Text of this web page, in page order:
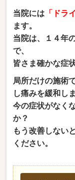
当院には 「ドラ
ます。
当院は、１４年
で、
皆さま確かな症
局所だけの施術
し痛みを緩和し
今の症状がなく
か？
もう改善しない
ください。